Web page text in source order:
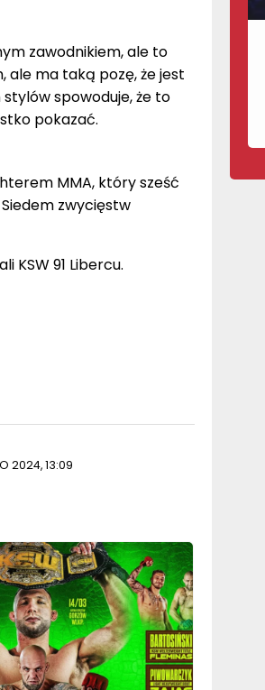
zawodnikiem, ale to
ale ma taką pozę, że jest
spowoduje, że to
pokazać.
MMA, który sześć
zwycięstw
KSW 91 Libercu.
2024, 13:09